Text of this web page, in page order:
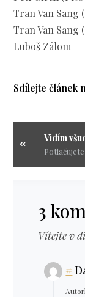
Tran Van Sang
Tran Van Sang
Luboš Zálom
Sdílejte článek
3
Vítejte v
#